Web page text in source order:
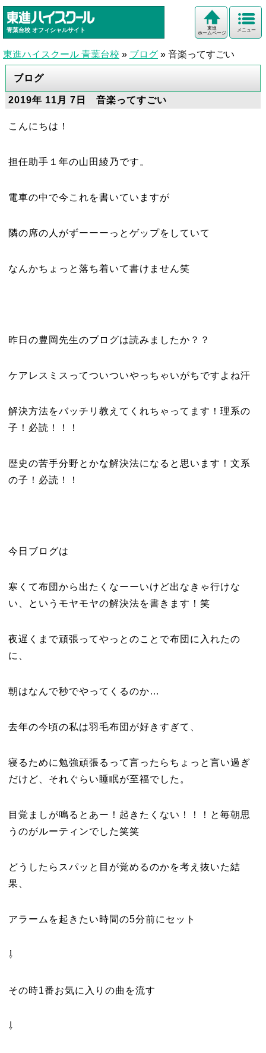
青葉台校 オフィシャルサイト メニュー
東進
ホームページ
東進ハイスクール 青葉台校 » ブログ » 音楽ってすごい
ブログ
2019年 11月 7日 音楽ってすごい
こんにちは！
担任助手１年の山田綾乃です。
電車の中で今これを書いていますが
隣の席の人がずーーーっとゲップをしていて
なんかちょっと落ち着いて書けません笑
昨日の豊岡先生のブログは読みましたか？？
ケアレスミスってついついやっちゃいがちですよね汗
解決方法をバッチリ教えてくれちゃってます！理系の
子！必読！！！
歴史の苦手分野とかな解決法になると思います！文系
の子！必読！！
今日ブログは
寒くて布団から出たくなーーいけど出なきゃ行けな
い、というモヤモヤの解決法を書きます！笑
夜遅くまで頑張ってやっとのことで布団に入れたの
に、
朝はなんで秒でやってくるのか…
去年の今頃の私は羽毛布団が好きすぎて、
寝るために勉強頑張るって言ったらちょっと言い過ぎ
だけど、それぐらい睡眠が至福でした。
目覚ましが鳴るとあー！起きたくない！！！と毎朝思
うのがルーティンでした笑笑
どうしたらスパッと目が覚めるのかを考え抜いた結
果、
アラームを起きたい時間の5分前にセット
⇩
その時1番お気に入りの曲を流す
⇩